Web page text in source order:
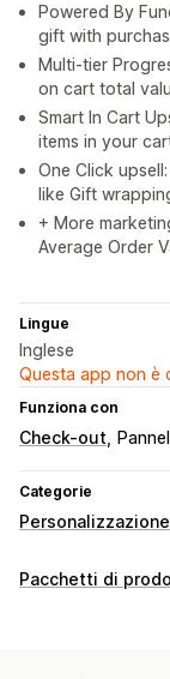
Powered By
gift with
Multi-tier
on cart total
Smart In Cart
items in your
One Click
like Gift
+ More
Average Order
Lingue
Inglese
Questa app non è
Funziona con
Check-out
Categorie
Visualizzazione del
Pacchetti di